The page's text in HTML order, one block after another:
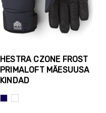
HESTRA CZONE FROST
PRIMALOFT MÄESUUSA
KINDAD